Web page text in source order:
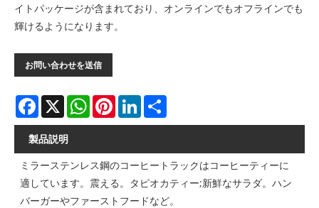
イトパッケージが含まれており、オンラインでもオフラインでも
輝けるようになります。
お問い合わせを送信
Facebook
X WhatsAppPinterestLinkedIn
製品説明
ミラーステンレス鋼のコーヒートラックはコーヒーティーに
適しています。震える。タピオカティー;新鮮なサラダ。ハン
バーガーやファーストフードなど。